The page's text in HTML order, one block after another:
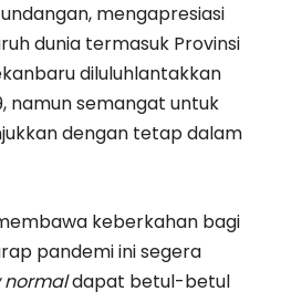
mengapresiasi
dunia termasuk Provinsi
diluluhlantakkan
namun semangat untuk
dengan tetap dalam
keberkahan bagi
pandemi ini segera
normaldapat betul-betul